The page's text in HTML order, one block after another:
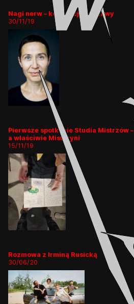
Nagi nerw – koncepcja wystawy
30/11/19
Pierwsze spotkanie Studia Mistrzów –
a właściwie Mistrzyni
15/11/19
Rozmowa z Irminą Rusicką
30/06/20